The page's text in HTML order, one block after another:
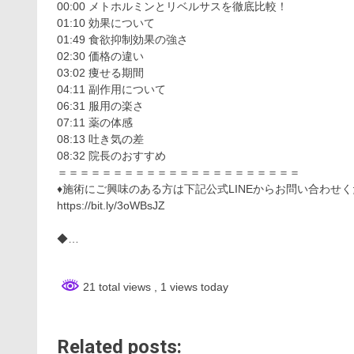
00:00 メトホルミンとリベルサスを徹底比較！
01:10 効果について
01:49 食欲抑制効果の強さ
02:30 価格の違い
03:02 痩せる期間
04:11 副作用について
06:31 服用の楽さ
07:11 薬の体感
08:13 吐き気の差
08:32 院長のおすすめ
＝＝＝＝＝＝＝＝＝＝＝＝＝＝＝＝＝＝＝＝＝＝
♦️施術にご興味のある方は下記公式LINEからお問い合わせく
https://bit.ly/3oWBsJZ
◆…
21 total views , 1 views today
Related posts: